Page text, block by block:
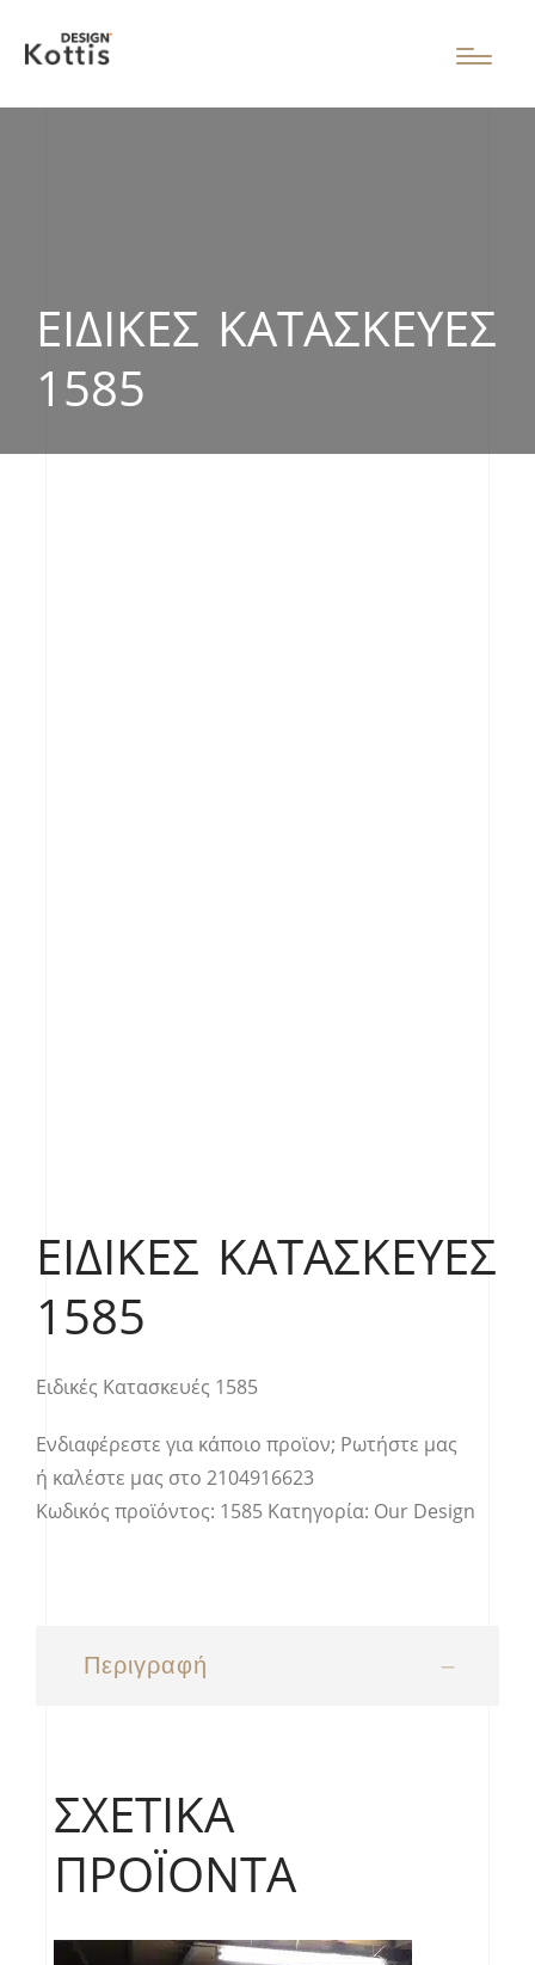
ΕΙΔΙΚΈΣ ΚΑΤΑΣΚΕΥΈΣ
1585
ΕΙΔΙΚΈΣ ΚΑΤΑΣΚΕΥΈΣ
1585
Ειδικές Κατασκευές 1585
Ενδιαφέρεστε για κάποιο προϊον; Ρωτήστε μας
ή καλέστε μας στο 2104916623
Κωδικός προϊόντος: 1585 Κατηγορία: Our Design
Περιγραφή
ΣΧΕΤΙΚΆ
ΠΡΟΪΌΝΤΑ